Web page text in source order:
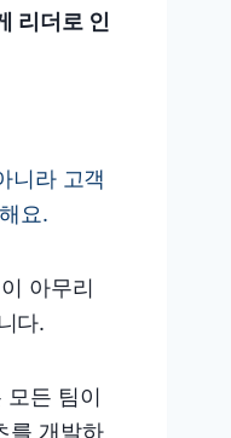
리더로 인
니라 고객
요.
아무리
다.
모든 팀이
를 개발하